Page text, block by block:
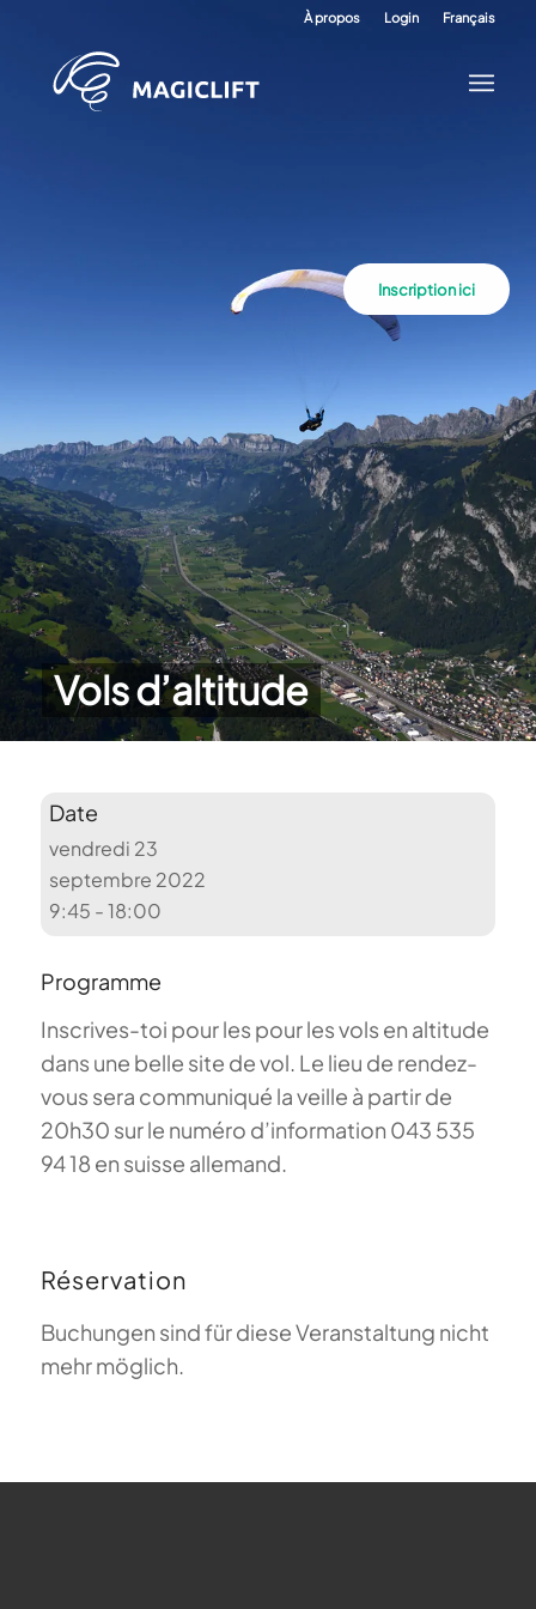
À propos Login Français
Vols d’altitude
Inscription ici
Date
vendredi 23
septembre 2022
9:45 - 18:00
Programme
Inscrives-toi pour les pour les vols en altitude
dans une belle site de vol. Le lieu de rendez-
vous sera communiqué la veille à partir de
20h30 sur le numéro d’information 043 535
94 18 en suisse allemand.
Réservation
Buchungen sind für diese Veranstaltung nicht
mehr möglich.